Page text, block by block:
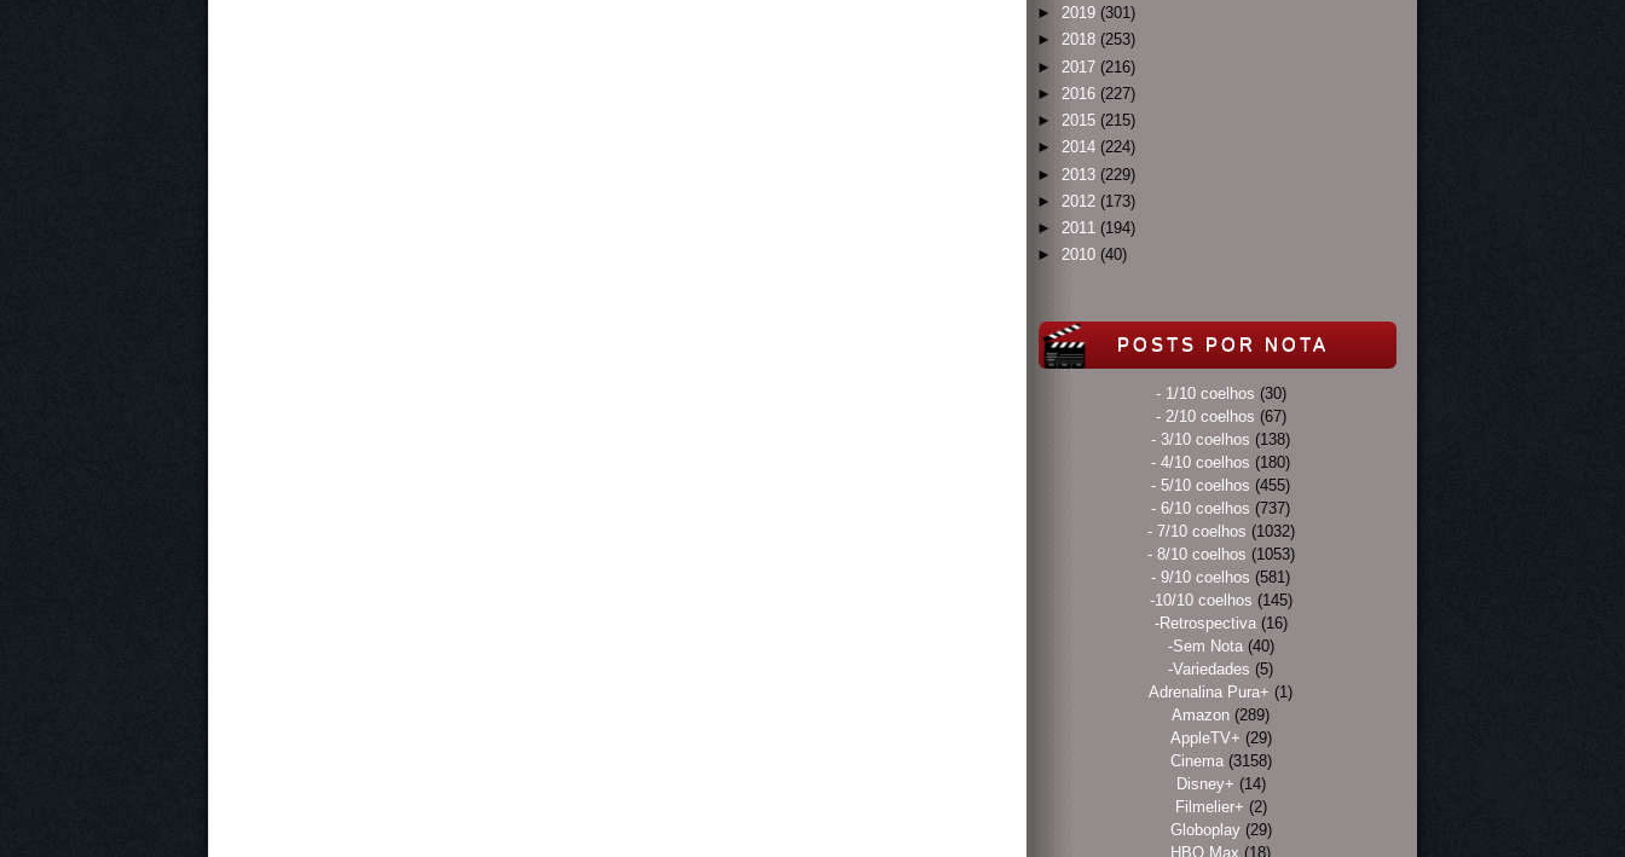
► 2019 (301)
► 2018 (253)
► 2017 (216)
► 2016 (227)
► 2015 (215)
► 2014 (224)
► 2013 (229)
► 2012 (173)
► 2011 (194)
► 2010 (40)
POSTS POR NOTA
- 1/10 coelhos (30)
- 2/10 coelhos (67)
- 3/10 coelhos (138)
- 4/10 coelhos (180)
- 5/10 coelhos (455)
- 6/10 coelhos (737)
- 7/10 coelhos (1032)
- 8/10 coelhos (1053)
- 9/10 coelhos (581)
-10/10 coelhos (145)
-Retrospectiva (16)
-Sem Nota (40)
-Variedades (5)
Adrenalina Pura+ (1)
Amazon (289)
AppleTV+ (29)
Cinema (3158)
Disney+ (14)
Filmelier+ (2)
Globoplay (29)
HBO Max (18)